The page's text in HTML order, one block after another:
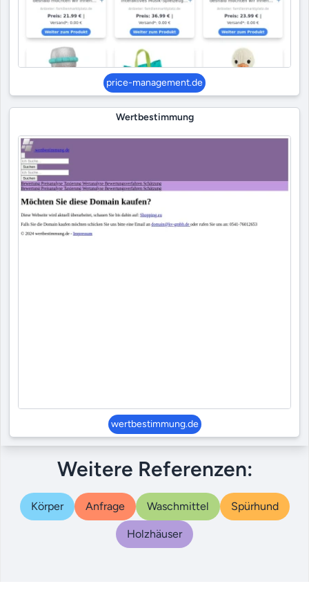
price-management.de
Wertbestimmung
wertbestimmung.de
Weitere Referenzen:
Körper Anfrage Waschmittel Spürhund
Holzhäuser